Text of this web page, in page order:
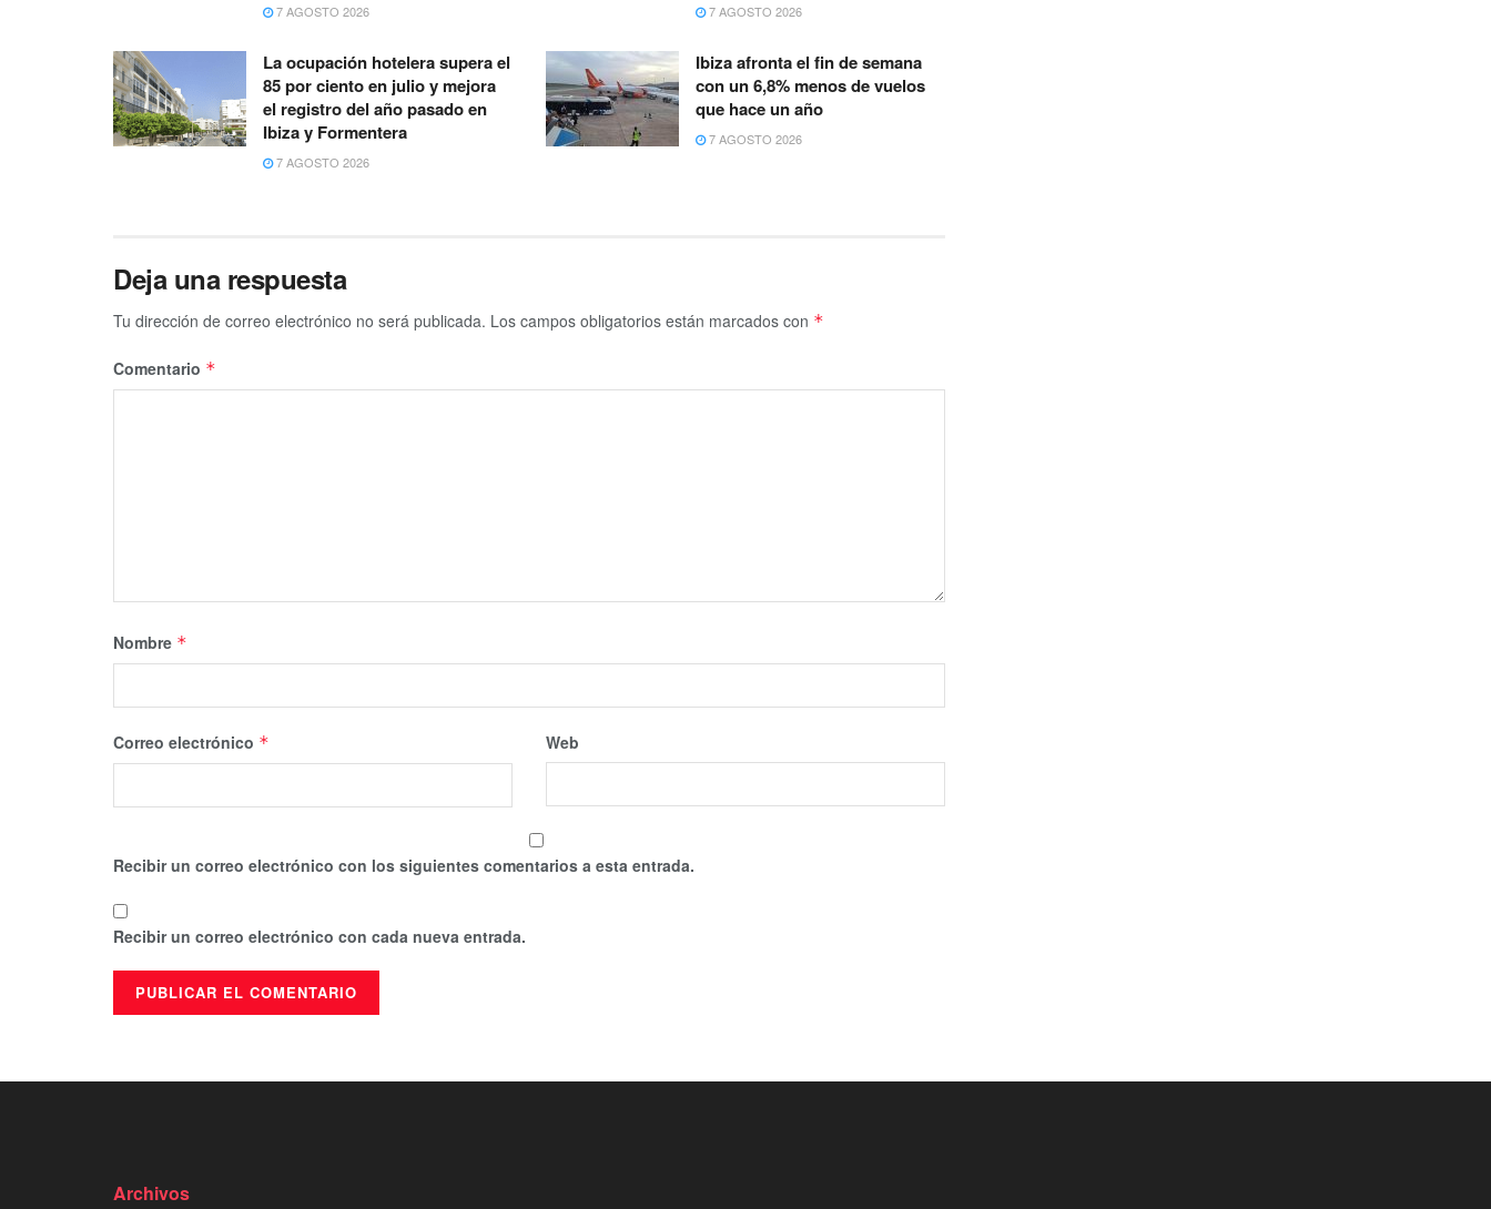
7 AGOSTO 2026 7 AGOSTO 2026
La ocupación hotelera supera el
85 por ciento en julio y mejora
el registro del año pasado en
Ibiza y Formentera
7 AGOSTO 2026
Ibiza afronta el fin de semana
con un 6,8% menos de vuelos
que hace un año
7 AGOSTO 2026
Deja una respuesta
Tu dirección de correo electrónico no será publicada. Los campos obligatorios están marcados con *
Comentario *
Nombre *
Correo electrónico * Web
Recibir un correo electrónico con los siguientes comentarios a esta entrada.
Recibir un correo electrónico con cada nueva entrada.
Archivos